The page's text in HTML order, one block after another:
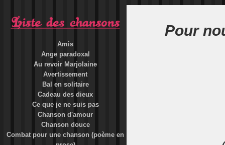
Amis
Ange paradoxal
Au revoir Marjolaine
Avertissement
Bal en solitaire
Cadeau des dieux
Ce que je ne suis pas
Chanson d'amour
Chanson douce
Combat pour une chanson (poème en
Pour